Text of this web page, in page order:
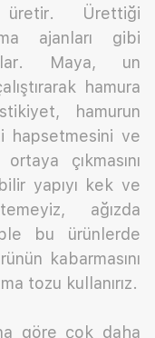
Ürettiği
ajanları gibi
Maya, un
hamura
hamurun
hapsetmesini ve
çıkmasını
yapıyı kek ve
ağızda
bu ürünlerde
kabarmasını
tozu kullanırız.
göre çok daha